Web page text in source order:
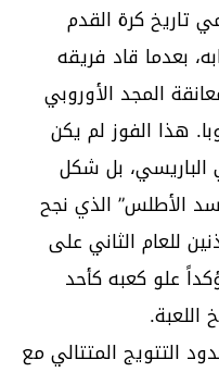
تاريخ كرة القدم
بعدما قاد فريقه
المجد الأوروبي
هذا الفوز لم يكن
الباريسي، بل شكل
الأطلس” الذي نجح
للعام الثاني على
علو كعبه كأحد
التتويج المتتالي مع